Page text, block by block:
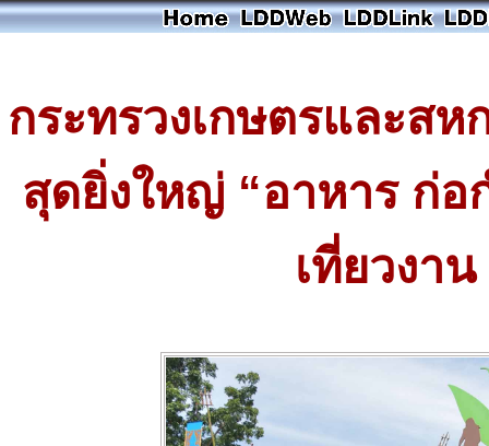
กระทรวงเกษตรและส
สุดยิ่งใหญ่ “อาหาร ก่อ
เที่ยวงา